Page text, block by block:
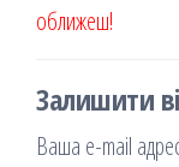
оближеш!
Залишити
Ваша e-mail